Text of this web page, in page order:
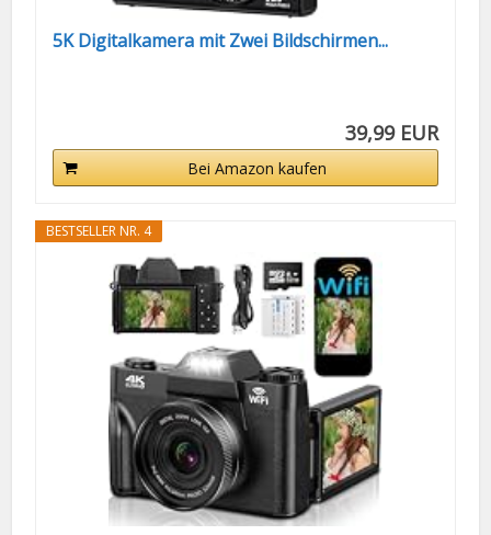
5K Digitalkamera mit Zwei Bildschirmen...
39,99 EUR
Bei Amazon kaufen
BESTSELLER NR. 4